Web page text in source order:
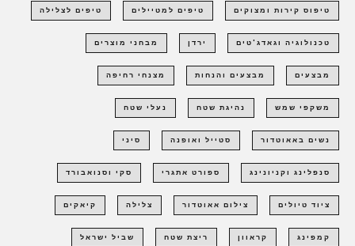
טיפוס קירות ומצוקים טיפים למטיילים טיפים לצלילה
טכנולוגיה וגאדג'טים ירדן מבחני מוצרים
מבצעים מבצעים והנחות מצנחי רחיפה
משקפי שמש נהיגת שטח נעלי שטח
נשים באאוטדור סטייל ואופנה סיני
סנפלינג וקניונינג ספורט אתגרי סקי וסנואבורד
ציוד טיולים צילום אאוטדור צלילה קיאקים
קמפינג קראוון ריצת שטח שביל ישראל